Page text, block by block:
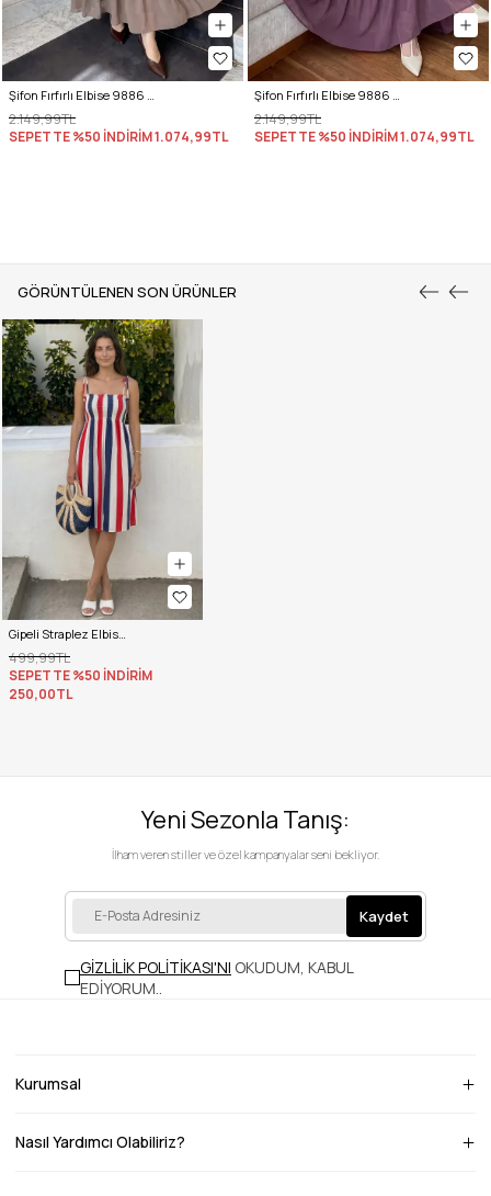
GÖRÜNTÜLENEN SON ÜRÜNLER
Gipeli Straplez Elbise 5062 - KIRMIZI / LACİVERT
499,99TL
SEPETTE %50 İNDİRİM
250,00TL
2.149,99TL
SEPETTE %50 İNDİRİM1.074,99TL
2.149,99TL
SEPETTE %50 İNDİRİM1.074,99TL
Yeni Sezonla Tanış:
İlham veren stiller ve özel kampanyalar seni bekliyor.
Kaydet
GİZLİLİK POLİTİKASI'NI OKUDUM, KABUL
EDİYORUM..
Kurumsal
Nasıl Yardımcı Olabiliriz?